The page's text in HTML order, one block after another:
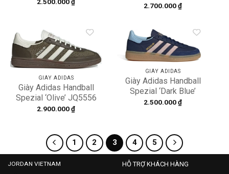
Cardboard’ IF4265
2.700.000₫
Add to
wishlist
GIÀY ADIDAS
Giày Adidas Handball
Spezial ‘Olive’ JQ5556
2.900.000₫
Add to
wishlist
GIÀY ADIDAS
Giày Adidas Handball
Spezial ‘Dark Blue’
JR0851
2.500.000₫
1 2 3 4 5
JORDAN VIETNAM HỖ TRỢ KHÁCH HÀNG